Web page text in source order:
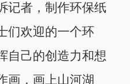
者，制作环保纸
们欢迎的一个环
自己的创造力和想
画，画上山河湖